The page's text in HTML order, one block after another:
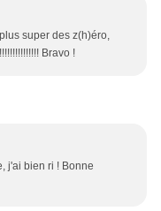
super des z(h)éro,
Bravo !
j'ai bien ri ! Bonne